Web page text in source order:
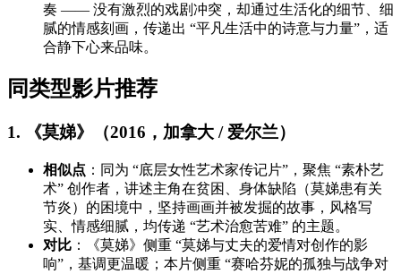
奏 —— 没有激烈的戏剧冲突，却通过生活化的细节、细
腻的情感刻画，传递出 “平凡生活中的诗意与力量”，适
合静下心来品味。
同类型影片推荐
1. 《莫娣》（2016，加拿大 / 爱尔兰）
相似点 ：同为 “底层女性艺术家传记片”，聚焦 “素朴艺
术” 创作者，讲述主角在贫困、身体缺陷（莫娣患有关
节炎）的困境中，坚持画画并被发掘的故事，风格写
实、情感细腻，均传递 “艺术治愈苦难” 的主题。
对比 ：《莫娣》侧重 “莫娣与丈夫的爱情对创作的影
响”，基调更温暖；本片侧重 “赛哈芬妮的孤独与战争对